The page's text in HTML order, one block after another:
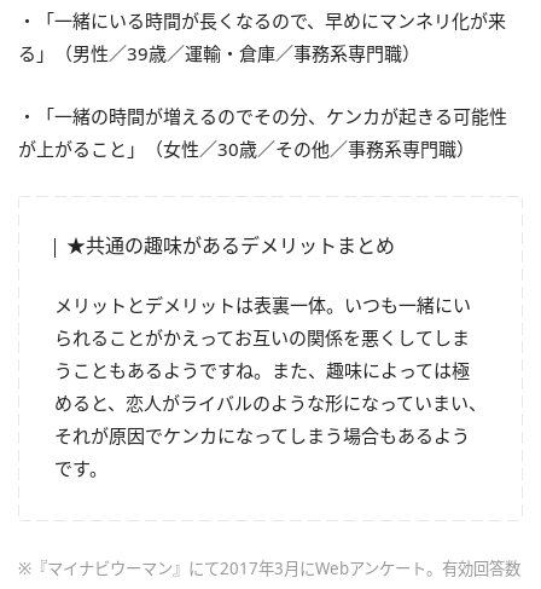
・「一緒にいる時間が長くなるので、早めにマンネリ化が来
る」（男性／39歳／運輸・倉庫／事務系専門職）
・「一緒の時間が増えるのでその分、ケンカが起きる可能性
が上がること」（女性／30歳／その他／事務系専門職）
★共通の趣味があるデメリットまとめ
メリットとデメリットは表裏一体。いつも一緒にい
られることがかえってお互いの関係を悪くしてしま
うこともあるようですね。また、趣味によっては極
めると、恋人がライバルのような形になっていまい、
それが原因でケンカになってしまう場合もあるよう
です。
※『マイナビウーマン』にて2017年3月にWebアンケート。有効回答数